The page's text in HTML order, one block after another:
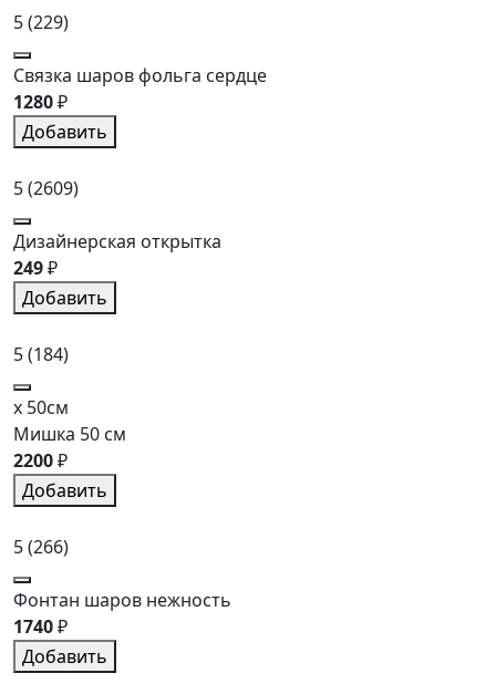
5(229)
Связка шаров фольга сердце
1280₽
Добавить
5(2609)
Дизайнерская открытка
249₽
Добавить
5(184)
x 50см
Мишка 50 см
2200₽
Добавить
5(266)
Фонтан шаров нежность
1740₽
Добавить